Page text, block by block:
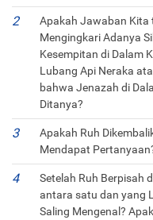
Apakah Jawaban Kita
Mengingkari Adanya
Kesempitan di Dalam
Lubang Api Neraka
bahwa Jenazah di
Ditanya?
Apakah Ruh
Mendapat
Setelah Ruh Berpisah
antara satu dan yang
Saling Mengenal?